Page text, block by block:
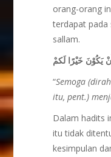
orang-orang
terdapat pada
sallam.
يَكُوْنَ خَيْرًا لَكمْ
“Semoga
itu, pent.)
Dalam hadits
itu tidak
kesimpulan